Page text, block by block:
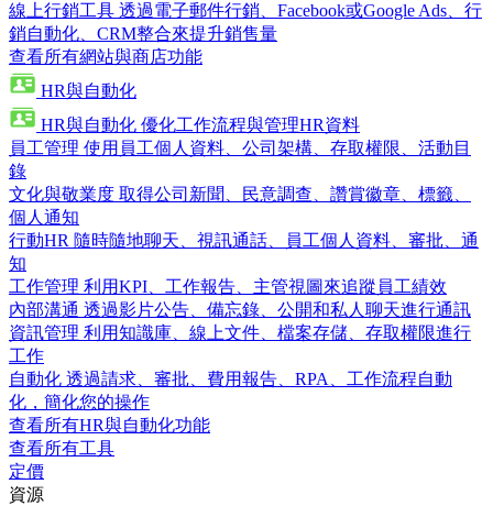
線上行銷工具 透過電子郵件行銷、Facebook或Google Ads、行
銷自動化、CRM整合來提升銷售量
查看所有網站與商店功能
HR與自動化
HR與自動化 優化工作流程與管理HR資料
員工管理 使用員工個人資料、公司架構、存取權限、活動目
錄
文化與敬業度 取得公司新聞、民意調查、讚賞徽章、標籤、
個人通知
行動HR 隨時隨地聊天、視訊通話、員工個人資料、審批、通
知
工作管理 利用KPI、工作報告、主管視圖來追蹤員工績效
內部溝通 透過影片公告、備忘錄、公開和私人聊天進行通訊
資訊管理 利用知識庫、線上文件、檔案存儲、存取權限進行
工作
自動化 透過請求、審批、費用報告、RPA、工作流程自動
化，簡化您的操作
查看所有HR與自動化功能
查看所有工具
定價
資源